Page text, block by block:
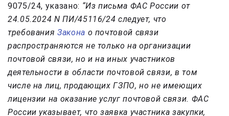
9075/24, указано: “Из письма ФАС России от
24.05.2024 N ПИ/45116/24 следует, что
требованияЗакона о почтовой связи
распространяются не только на организации
почтовой связи, но и на иных участников
деятельности в области почтовой связи, в том
числе на лиц, продающих ГЗПО, но не имеющих
лицензии на оказание услуг почтовой связи. ФАС
России указывает, что заявка участника закупки,